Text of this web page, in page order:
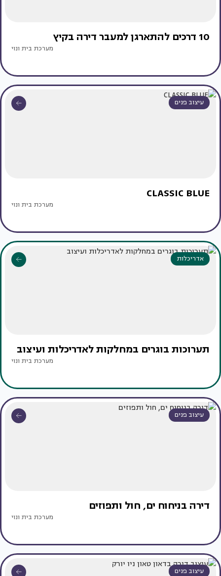
10 דרכים להתארגן למעבר דירה בקיץ
מערכת בית ונוי
עיצוב פנים
CLASSIC BLUE
מערכת בית ונוי
אדריכלות
תערוכות בוגרים במחלקות לאדריכלות ועיצוב
מערכת בית ונוי
עיצוב פנים
דירה בניחוח ים, חול ותפוזים
מערכת בית ונוי
עיצוב פנים